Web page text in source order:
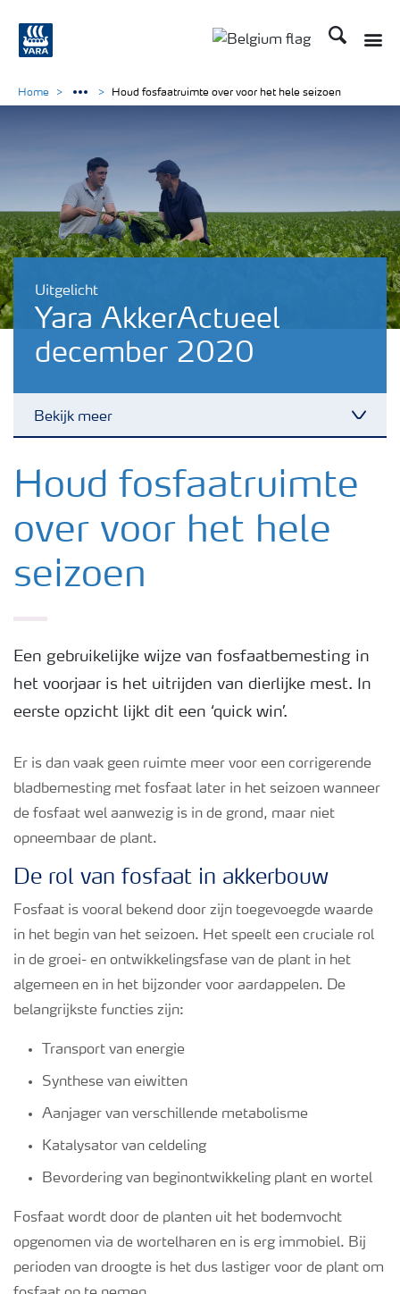
Zoek op
Uitgelicht
Yara AkkerActueel
december 2020
Bekijk meer
Nieuwsbrieven
Gewassen
Meststoffen
Meststoffen veiligheid
Podcasts
Webinars
Home Houd fosfaatruimte over voor het hele seizoen
Houd fosfaatruimte
over voor het hele
seizoen
Een gebruikelijke wijze van fosfaatbemesting in
het voorjaar is het uitrijden van dierlijke mest. In
eerste opzicht lijkt dit een ‘quick win’.
Er is dan vaak geen ruimte meer voor een corrigerende
bladbemesting met fosfaat later in het seizoen wanneer
de fosfaat wel aanwezig is in de grond, maar niet
opneembaar de plant.
De rol van fosfaat in akkerbouw
Fosfaat is vooral bekend door zijn toegevoegde waarde
in het begin van het seizoen. Het speelt een cruciale rol
in de groei- en ontwikkelingsfase van de plant in het
algemeen en in het bijzonder voor aardappelen. De
belangrijkste functies zijn:
Transport van energie
Synthese van eiwitten
Aanjager van verschillende metabolisme
Katalysator van celdeling
Bevordering van beginontwikkeling plant en wortel
Fosfaat wordt door de planten uit het bodemvocht
opgenomen via de wortelharen en is erg immobiel. Bij
perioden van droogte is het dus lastiger voor de plant om